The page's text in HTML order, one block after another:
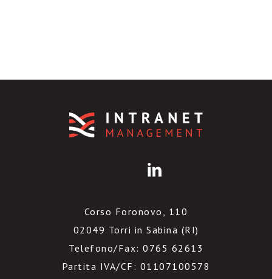
Corso Foronovo, 110
02049 Torri in Sabina (RI)
Telefono/Fax: 0765 62613
Partita IVA/CF: 01107100578